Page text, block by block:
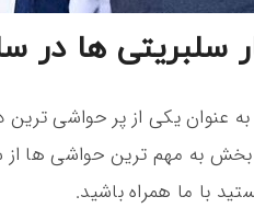
سلبریتی ها
عنوان یکی از پر حواشی
با ما همراه باشید.